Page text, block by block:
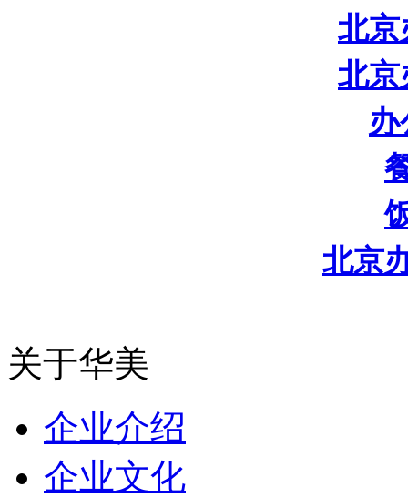
北京
北京
办
北京
关于华美
企业介绍
企业文化